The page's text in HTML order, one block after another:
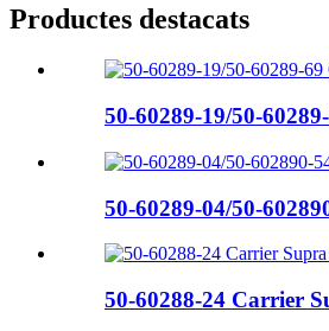
Productes destacats
50-60289-19/50-
50-60289-04/50-
50-60288-24 Carrier